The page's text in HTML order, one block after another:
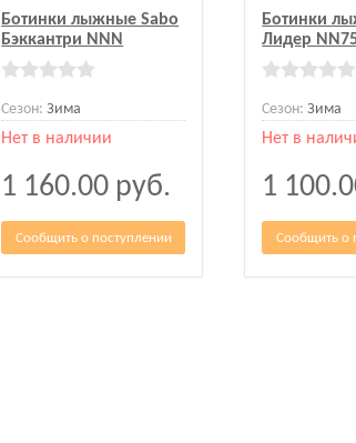
Ботинки лыжные Sabo
Бэккантри NNN
Сезон: Зима
Нет в наличии
1 160.00 руб.
Сообщить о поступлении
Ботинки
Лидер
Сезон: Зима
Нет в
1
Сообщить о